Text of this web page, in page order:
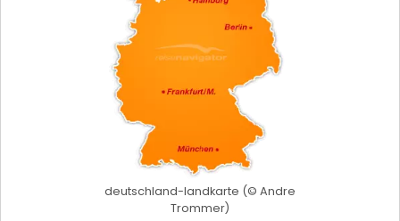
deutschland-landkarte (© Andre
Trommer)